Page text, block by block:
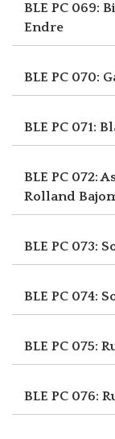
BLE PC 069:
Endre
BLE PC 070:
BLE PC 071:
BLE PC 072:
Rolland
BLE PC 073:
BLE PC 074:
BLE PC 075:
BLE PC 076: